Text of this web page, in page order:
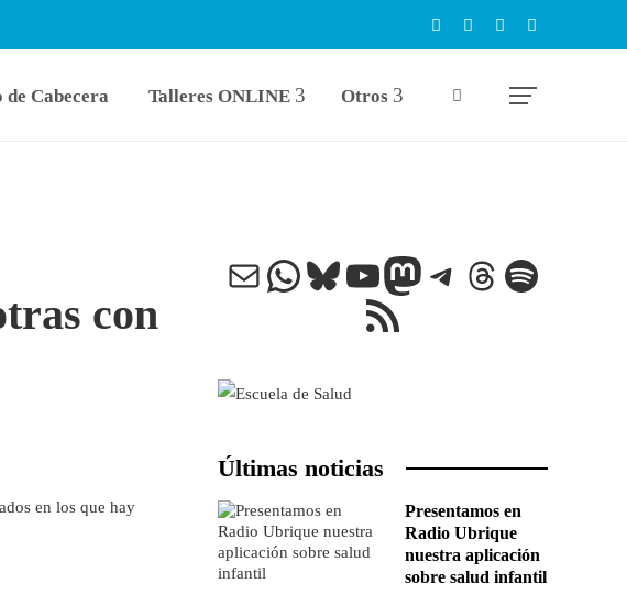
de Cabecera Talleres ONLINE Otros
con
en los que hay
Correo electrónico
WhatsApp
Bluesky
YouTube
Mastodon
Telegram
Threads
Spotify
Feed RSS
Últimas noticias
Presentamos en
Radio Ubrique
nuestra aplicación
sobre salud infantil